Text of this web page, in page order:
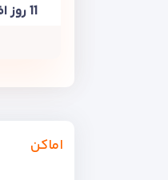
11 روز افریقای جنوبی؛حیات وحش و فرهنگ
اماکن